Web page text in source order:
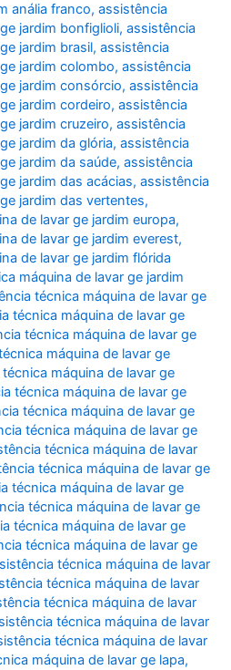
anália franco,assistência
jardim bonfiglioli,assistência
jardim brasil,assistência
jardim colombo,assistência
jardim consórcio,assistência
jardim cordeiro,assistência
jardim cruzeiro,assistência
jardim da glória,assistência
jardim da saúde,assistência
jardim das acácias,assistência
jardim das vertentes,
de lavar ge jardim europa,
de lavar ge jardim everest,
de lavar ge jardim flórida
máquina de lavar ge jardim
técnica máquina de lavar ge
técnica máquina de lavar ge
técnica máquina de lavar ge
máquina de lavar ge
máquina de lavar ge
técnica máquina de lavar ge
técnica máquina de lavar ge
técnica máquina de lavar ge
técnica máquina de lavar
técnica máquina de lavar ge
técnica máquina de lavar ge
técnica máquina de lavar ge
técnica máquina de lavar ge
técnica máquina de lavar ge
técnica máquina de lavar
técnica máquina de lavar
técnica máquina de lavar
técnica máquina de lavar
técnica máquina de lavar
máquina de lavar ge lapa,